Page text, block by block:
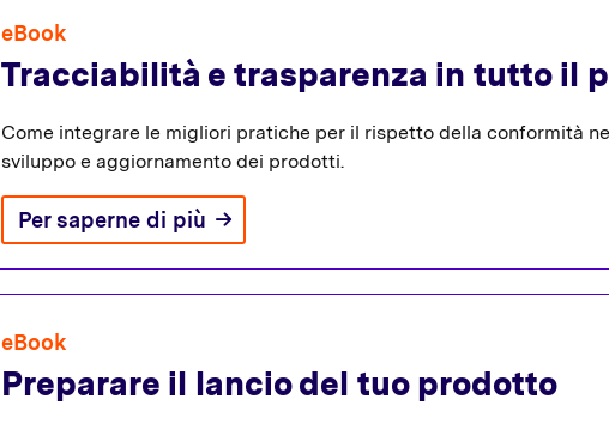
eBook
Tracciabilità e trasparenza in tutto il
Come integrare le migliori pratiche per il rispetto della conformità
sviluppo e aggiornamento dei prodotti.
Per saperne di più
eBook
Preparare il lancio del tuo prodotto